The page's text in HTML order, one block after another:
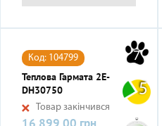
7
5
Код: 104799
Теплова Гармата 2E-
DH30750
Товар закінчився
Ціна